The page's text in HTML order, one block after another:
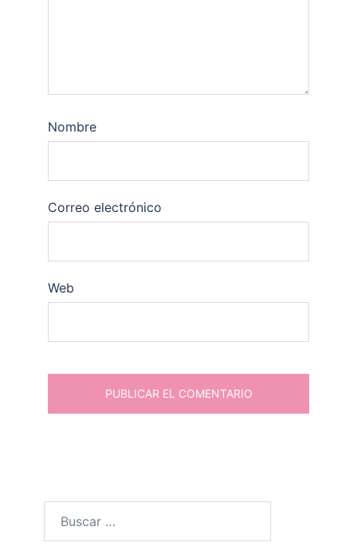
Nombre
Correo electrónico
Web